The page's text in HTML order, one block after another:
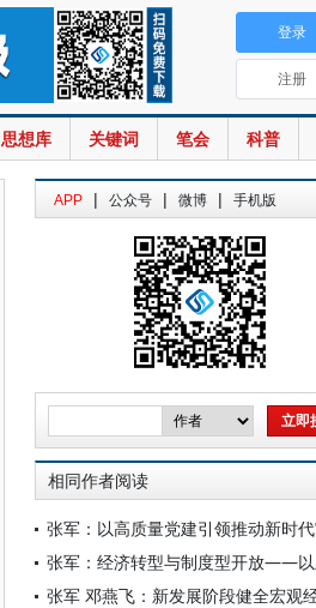
思想库 关键词 笔会 科普
登录
注册
APP | 公众号 | 微博 | 手机版
相同作者阅读